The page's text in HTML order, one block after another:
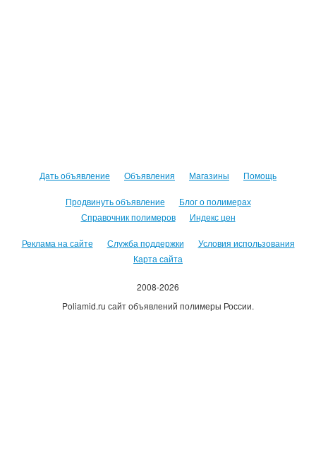
Дать объявление Объявления Магазины Помощь
Продвинуть объявление
Блог о полимерах
Справочник полимеров
Индекс цен
Реклама на сайте Служба поддержки
Условия использования
Карта сайта
2008-2026
Poliamid.ru сайт объявлений полимеры России.